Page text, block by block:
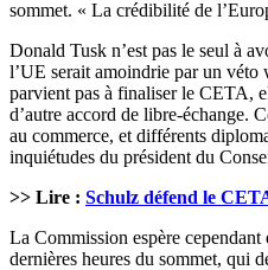
sommet. « La crédibilité de
Donald Tusk n’est pas le seul à
l’UE serait amoindrie par un
parvient pas à finaliser le CETA,
d’autre accord de libre-échange.
au commerce, et différents
inquiétudes du président du
>> Lire : Schulz défend le
La Commission espère
dernières heures du sommet, qui